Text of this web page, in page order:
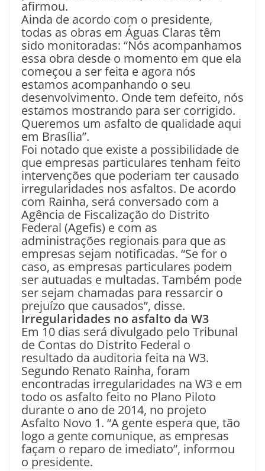
afirmou.
Ainda de acordo com o presidente,
todas as obras em Águas Claras têm
sido monitoradas: “Nós acompanhamos
essa obra desde o momento em que ela
começou a ser feita e agora nós
estamos acompanhando o seu
desenvolvimento. Onde tem defeito, nós
estamos mostrando para ser corrigido.
Queremos um asfalto de qualidade aqui
em Brasília”.
Foi notado que existe a possibilidade de
que empresas particulares tenham feito
intervenções que poderiam ter causado
irregularidades nos asfaltos. De acordo
com Rainha, será conversado com a
Agência de Fiscalização do Distrito
Federal (Agefis) e com as
administrações regionais para que as
empresas sejam notificadas. “Se for o
caso, as empresas particulares podem
ser autuadas e multadas. Também pode
ser sejam chamadas para ressarcir o
prejuízo que causados”, disse.
Irregularidades no asfalto da W3
Em 10 dias será divulgado pelo Tribunal
de Contas do Distrito Federal o
resultado da auditoria feita na W3.
Segundo Renato Rainha, foram
encontradas irregularidades na W3 e em
todo os asfalto feito no Plano Piloto
durante o ano de 2014, no projeto
Asfalto Novo 1. “A gente espera que, tão
logo a gente comunique, as empresas
façam o reparo de imediato”, informou
o presidente.